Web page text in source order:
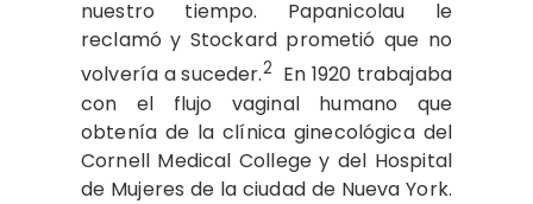
nuestro tiempo. Papanicolau le
reclamó y Stockard prometió que no
volvería a suceder.2 En 1920 trabajaba
con el flujo vaginal humano que
obtenía de la clínica ginecológica del
Cornell Medical College y del Hospital
de Mujeres de la ciudad de Nueva York.